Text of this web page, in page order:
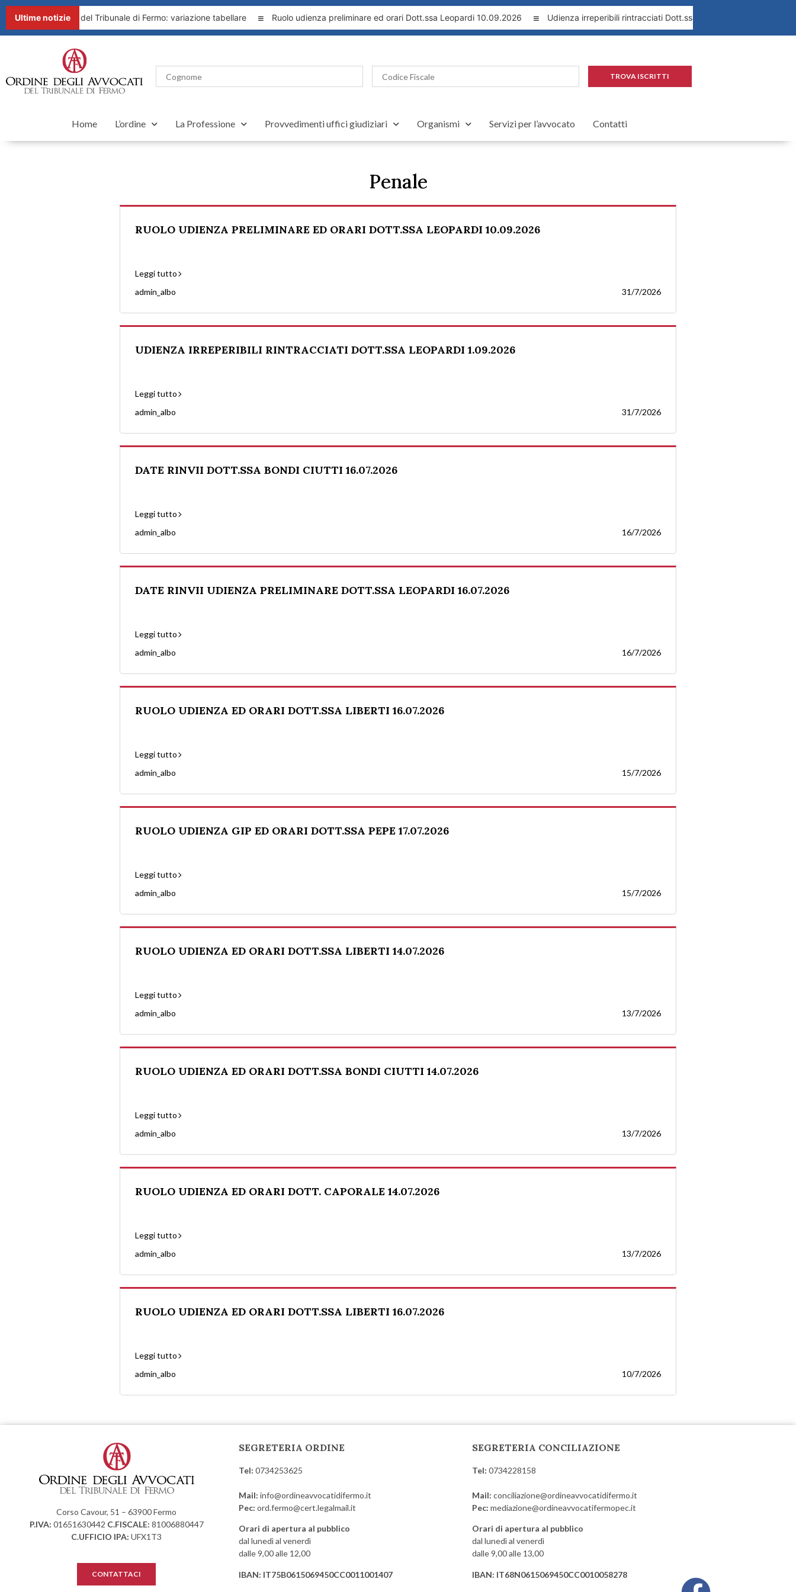
Ultime notizie
del Presidente del Tribunale di Fermo: variazione tabellare Ruolo udienza preliminare ed orari Dott.ssa Leopardi 10.09.2026 Udienza irreperibili rintracciati Dott.ssa Leopardi 1.09.2026
TROVA ISCRITTI
Home L’ordine La Professione Provvedimenti uffici giudiziari Organismi Servizi per l’avvocato Contatti
Penale
RUOLO UDIENZA PRELIMINARE ED ORARI DOTT.SSA LEOPARDI 10.09.2026
Leggi tutto
admin_albo
31/7/2026
UDIENZA IRREPERIBILI RINTRACCIATI DOTT.SSA LEOPARDI 1.09.2026
Leggi tutto
admin_albo
31/7/2026
DATE RINVII DOTT.SSA BONDI CIUTTI 16.07.2026
Leggi tutto
admin_albo
16/7/2026
DATE RINVII UDIENZA PRELIMINARE DOTT.SSA LEOPARDI 16.07.2026
Leggi tutto
admin_albo
16/7/2026
RUOLO UDIENZA ED ORARI DOTT.SSA LIBERTI 16.07.2026
Leggi tutto
admin_albo
15/7/2026
RUOLO UDIENZA GIP ED ORARI DOTT.SSA PEPE 17.07.2026
Leggi tutto
admin_albo
15/7/2026
RUOLO UDIENZA ED ORARI DOTT.SSA LIBERTI 14.07.2026
Leggi tutto
admin_albo
13/7/2026
RUOLO UDIENZA ED ORARI DOTT.SSA BONDI CIUTTI 14.07.2026
Leggi tutto
admin_albo
13/7/2026
RUOLO UDIENZA ED ORARI DOTT. CAPORALE 14.07.2026
Leggi tutto
admin_albo
13/7/2026
RUOLO UDIENZA ED ORARI DOTT.SSA LIBERTI 16.07.2026
Leggi tutto
admin_albo
10/7/2026
Corso Cavour, 51 – 63900 Fermo
P.IVA: 01651630442 C.FISCALE: 81006880447
C.UFFICIO IPA: UFX1T3
CONTATTACI
SEGRETERIA ORDINE
Tel: 0734253625
Mail: info@ordineavvocatidifermo.it
Pec: ord.fermo@cert.legalmail.it
Orari di apertura al pubblico
dal lunedì al venerdì
dalle 9,00 alle 12,00
IBAN: IT75B0615069450CC0011001407
SEGRETERIA CONCILIAZIONE
Tel: 0734228158
Mail: conciliazione@ordineavvocatidifermo.it
Pec: mediazione@ordineavvocatifermopec.it
Orari di apertura al pubblico
dal lunedì al venerdì
dalle 9,00 alle 13,00
IBAN: IT68N0615069450CC0010058278